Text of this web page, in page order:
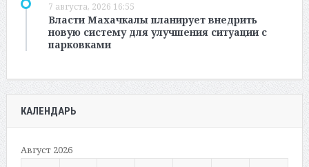
7 августа, 2026 16:55
Власти Махачкалы планирует внедрить
новую систему для улучшения ситуации с
парковками
КАЛЕНДАРЬ
Август 2026